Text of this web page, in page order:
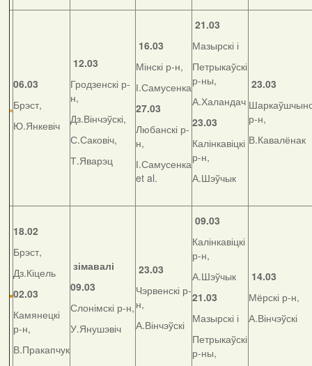
06.03
Брэст,
Ю.Янкевіч
12.03
Гродзенскі р-
н,
Дз.Вінчэўскі,
С.Саковіч,
Т.Яварэц
16.03
Мінскі р-н,
І.Самусенка
27.03
Любанскі р-
н,
І.Самусенка
et al.
21.03
Мазырскі і
Петрыкаўскі
р-ны,
А.Халандач
23.03
Калінкавіцкі
р-н,
А.Шэўчык
23.03
р-н,
В.Кавалёнак
18.02
Брэст,
Дз.Кіцель
02.03
Камянецкі
р-н,
В.Пракапчук
зімавалі
09.03
Слонімскі р-н,
У.Янушэвіч
23.03
Чэрвенскі р-
н,
А.Вінчэўскі
09.03
Калінкавіцкі
р-н,
А.Шэўчык
21.03
Мазырскі і
Петрыкаўскі
р-ны,
14.03
Мёрскі р-н,
А.Вінчэўскі